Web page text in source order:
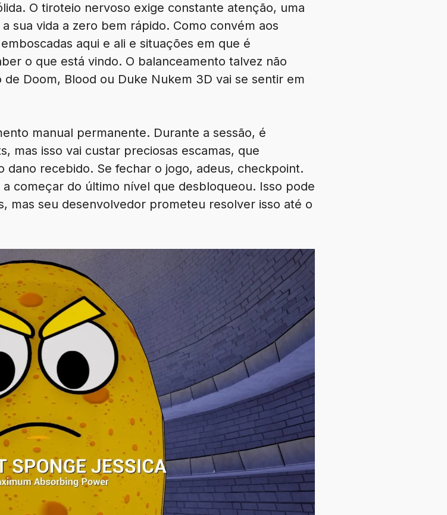
O tiroteio nervoso exige constante atenção, uma
sua vida a zero bem rápido. Como convém aos
aqui e ali e situações em que é
o que está vindo. O balanceamento talvez não
Doom, Blood ou Duke Nukem 3D vai se sentir em
manual permanente. Durante a sessão, é
mas isso vai custar preciosas escamas, que
dano recebido. Se fechar o jogo, adeus, checkpoint.
começar do último nível que desbloqueou. Isso pode
mas seu desenvolvedor prometeu resolver isso até o